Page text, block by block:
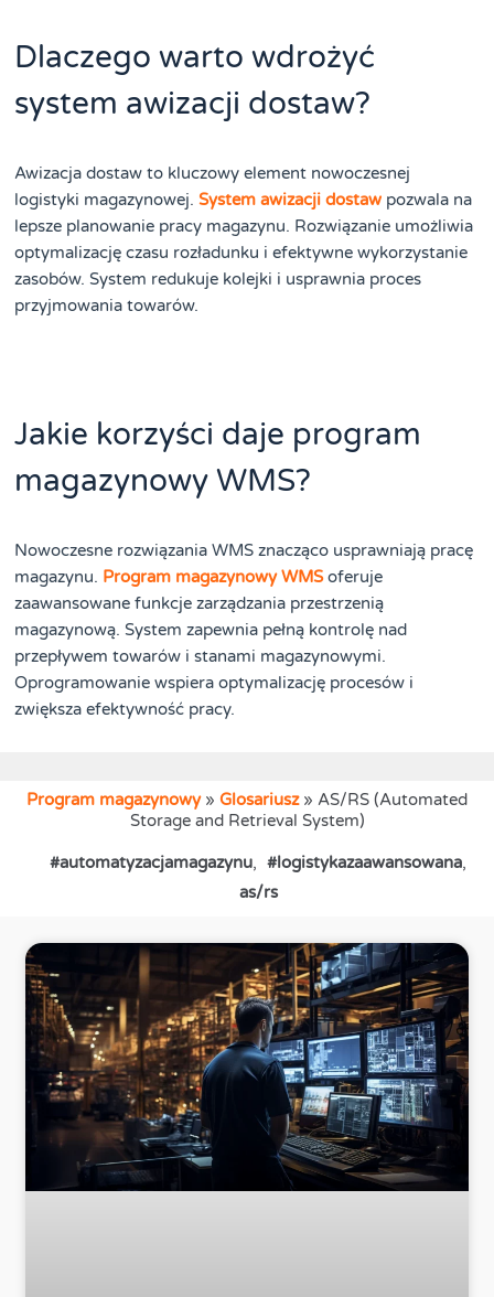
Dlaczego warto wdrożyć
system awizacji dostaw?
Awizacja dostaw to kluczowy element nowoczesnej
logistyki magazynowej.System awizacji dostaw pozwala na
lepsze planowanie pracy magazynu. Rozwiązanie umożliwia
optymalizację czasu rozładunku i efektywne wykorzystanie
zasobów. System redukuje kolejki i usprawnia proces
przyjmowania towarów.
Jakie korzyści daje program
magazynowy WMS?
Nowoczesne rozwiązania WMS znacząco usprawniają pracę
magazynu. Program magazynowy WMSoferuje
zaawansowane funkcje zarządzania przestrzenią
magazynową. System zapewnia pełną kontrolę nad
przepływem towarów i stanami magazynowymi.
Oprogramowanie wspiera optymalizację procesów i
zwiększa efektywność pracy.
Program magazynowy» Glosariusz» AS/RS (Automated
Storage and Retrieval System)
#automatyzacjamagazynu, #logistykazaawansowana,
as/rs